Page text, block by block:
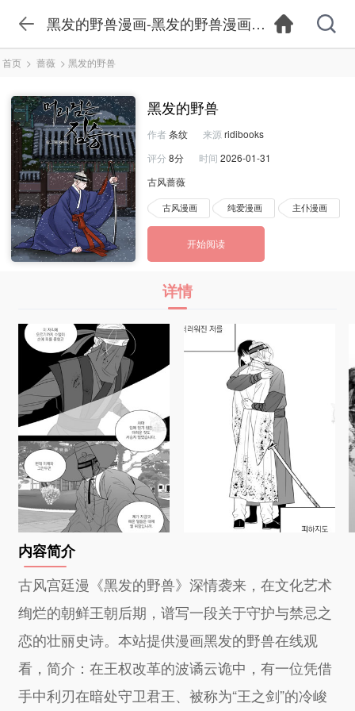
黑发的野兽漫画-黑发的野兽漫画在线观看-黑发
首页 > 蔷薇 > 黑发的野兽
黑发的野兽
作者 条纹 来源 ridibooks
评分 8分 时间 2026-01-31
古风蔷薇
古风漫画 纯爱漫画 主仆漫画
开始阅读
详情
内容简介
古风宫廷漫《黑发的野兽》深情袭来，在文化艺术
绚烂的朝鲜王朝后期，谱写一段关于守护与禁忌之
恋的壮丽史诗。本站提供漫画黑发的野兽在线观
看，简介：在王权改革的波谲云诡中，有一位凭借
手中利刃在暗处守卫君王、被称为“王之剑”的冷峻